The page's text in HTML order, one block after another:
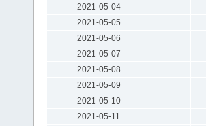
2021-05-04
2021-05-05
2021-05-06
2021-05-07
2021-05-08
2021-05-09
2021-05-10
2021-05-11